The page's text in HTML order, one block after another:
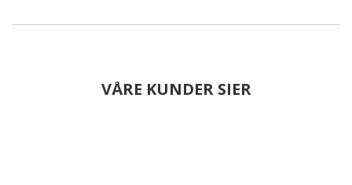
VÅRE KUNDER SIER